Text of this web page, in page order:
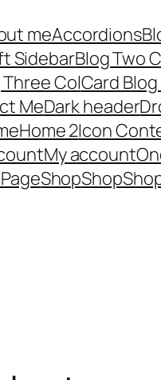
meAccordions
SidebarBlog Two
ColCard
MeDark header
Home 2Icon
My account
ShopShop